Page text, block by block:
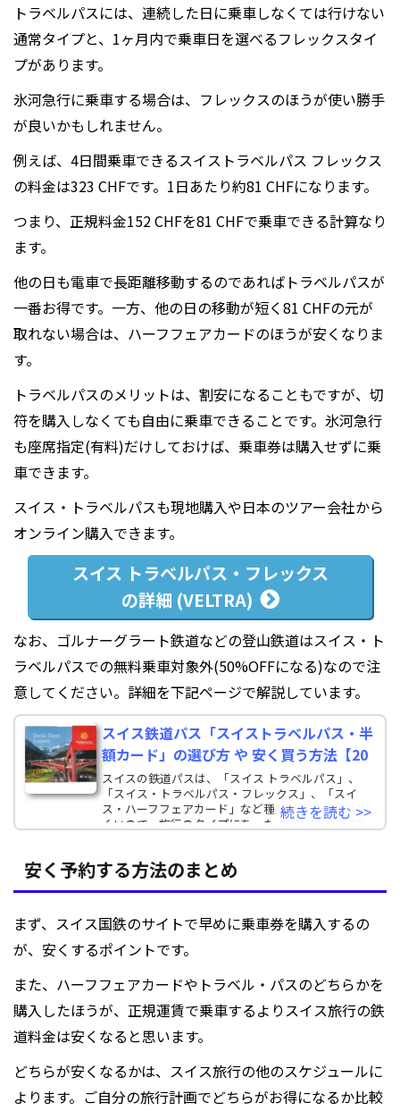
トラベルパスには、連続した日に乗車しなくては行けない
通常タイプと、1ヶ月内で乗車日を選べるフレックスタイ
プがあります。
氷河急行に乗車する場合は、フレックスのほうが使い勝手
が良いかもしれません。
例えば、4日間乗車できるスイストラベルパス フレックス
の料金は323 CHFです。1日あたり約81 CHFになります。
つまり、正規料金152 CHFを81 CHFで乗車できる計算なり
ます。
他の日も電車で長距離移動するのであればトラベルパスが
一番お得です。一方、他の日の移動が短く81 CHFの元が
取れない場合は、ハーフフェアカードのほうが安くなりま
す。
トラベルパスのメリットは、割安になることもですが、切
符を購入しなくても自由に乗車できることです。氷河急行
も座席指定(有料)だけしておけば、乗車券は購入せずに乗
車できます。
スイス・トラベルパスも現地購入や日本のツアー会社から
オンライン購入できます。
スイス トラベルパス・フレックス
の詳細 (VELTRA)
なお、ゴルナーグラート鉄道などの登山鉄道はスイス・ト
ラベルパスでの無料乗車対象外(50%OFFになる)なので注
意してください。詳細を下記ページで解説しています。
スイス鉄道パス「スイストラベルパス・半
額カード」の選び方 や 安く買う方法【20
スイスの鉄道パスは、「スイス トラベルパス」、
「スイス・トラベルパス・フレックス」、「スイ
ス・ハーフフェアカード」など種類が多くわかりに
くいので、旅行のタイプにあったパスを選ぶ方法を
続きを読む >>
安く予約する方法のまとめ
まず、スイス国鉄のサイトで早めに乗車券を購入するの
が、安くするポイントです。
また、ハーフフェアカードやトラベル・パスのどちらかを
購入したほうが、正規運賃で乗車するよりスイス旅行の鉄
道料金は安くなると思います。
どちらが安くなるかは、スイス旅行の他のスケジュールに
よります。ご自分の旅行計画でどちらがお得になるか比較